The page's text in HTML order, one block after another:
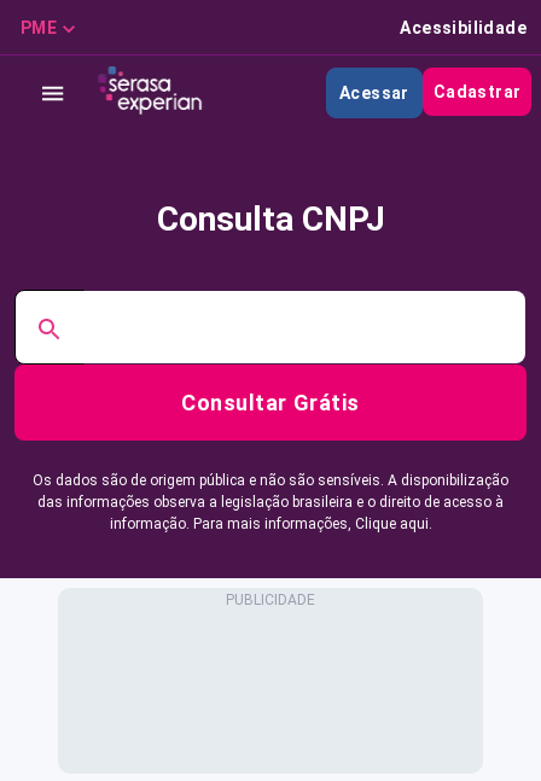
PME Acessibilidade
Acessar Cadastrar
Consulta CNPJ
Consultar Grátis
Os dados são de origem pública e não são sensíveis. A disponibilização
das informações observa a legislação brasileira e o direito de acesso à
informação. Para mais informações, Clique aqui.